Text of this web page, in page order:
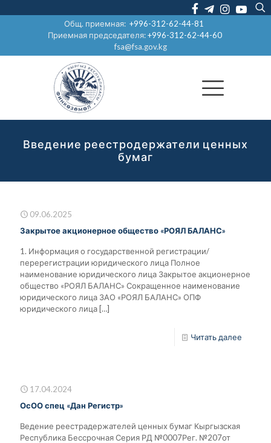
Общ. приемная:+996-312-62-44-81
Приемная председателя:+996-312-62-44-60
fsa@fsa.gov.kg
Введение реестродержатели ценных
бумаг
09.06.2025
Закрытое акционерное общество «РОЯЛ БАЛАНС»
1. Информация о государственной регистрации/
перерегистрации юридического лица Полное
наименование юридического лица Закрытое акционерное
общество «РОЯЛ БАЛАНС» Сокращенное наименование
юридического лица ЗАО «РОЯЛ БАЛАНС» ОПФ
юридического лица[…]
Читать далее
17.04.2024
ОсОО спец «Дан Регистр»
Ведение реестрадержателей ценных бумаг Кыргызская
Республика Бессрочная Серия РД №0007Рег. №207от